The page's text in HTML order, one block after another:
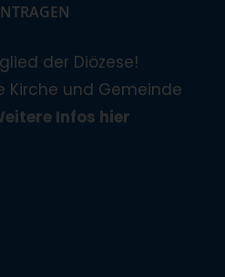
der Diözese!
Kirche und Gemeinde
Infos hier